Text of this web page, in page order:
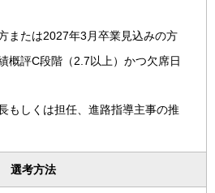
または2027年3月卒業見込みの方
概評C段階（2.7以上）かつ欠席日
もしくは担任、進路指導主事の推
選考方法